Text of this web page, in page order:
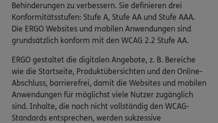
Behinderungen zu verbessern. Sie definieren drei
Konformitätsstufen: Stufe A, Stufe AA und Stufe AAA.
Die ERGO Websites und mobilen Anwendungen sind
grundsätzlich konform mit den WCAG 2.2 Stufe AA.
ERGO gestaltet die digitalen Angebote, z. B. Bereiche
wie die Startseite, Produktübersichten und den Online-
Abschluss, barrierefrei, damit die Websites und mobilen
Anwendungen für möglichst viele Nutzer zugänglich
sind. Inhalte, die noch nicht vollständig den WCAG-
Standards entsprechen, werden sukzessive